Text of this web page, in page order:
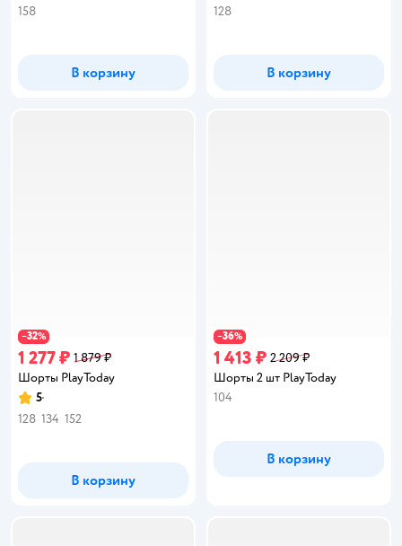
158
В корзину
128
В корзину
−32%
1 277 ₽ 1 879 ₽
Шорты PlayToday
Рейтинг:
5
128 134 152
В корзину
−36%
1 413 ₽ 2 209 ₽
Шорты 2 шт PlayToday
104
В корзину